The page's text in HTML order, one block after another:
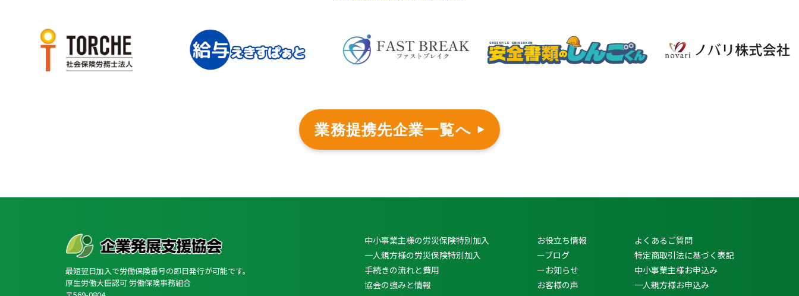
業務提携先企業一覧へ
最短翌日加入で労働保険番号の即日発行が可能です。
厚生労働大臣認可 労働保険事務組合
中小事業主様の労災保険特別加入
一人親方様の労災保険特別加入
手続きの流れと費用
協会の強みと情報
お役立ち情報
ーブログ
ーお知らせ
お客様の声
よくあるご質問
特定商取引法に基づく表記
中小事業主様お申込み
一人親方様お申込み